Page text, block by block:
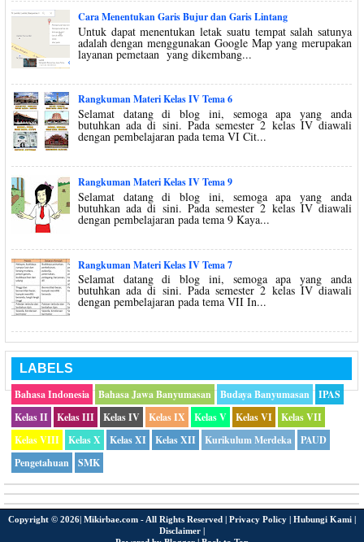
Cara Menentukan Garis Bujur dan Garis Lintang
Untuk dapat menentukan letak suatu tempat salah satunya
adalah dengan menggunakan Google Map yang merupakan
layanan pemetaan yang dikembang...
Rangkuman Materi Kelas IV Tema 6
Selamat datang di blog ini, semoga apa yang anda
butuhkan ada di sini. Pada semester 2 kelas IV diawali
dengan pembelajaran pada tema VI Cit...
Rangkuman Materi Kelas IV Tema 9
Selamat datang di blog ini, semoga apa yang anda
butuhkan ada di sini. Pada semester 2 kelas IV diawali
dengan pembelajaran pada tema 9 Kaya...
Rangkuman Materi Kelas IV Tema 7
Selamat datang di blog ini, semoga apa yang anda
butuhkan ada di sini. Pada semester 2 kelas IV diawali
dengan pembelajaran pada tema VII In...
LABELS
Bahasa Indonesia
Bahasa Jawa Banyumasan Budaya Banyumasan
IPAS
Kelas II
Kelas III Kelas IV Kelas IX Kelas V Kelas VI
Kelas VII
Kelas VIII
Kelas X Kelas XI Kelas XII Kurikulum Merdeka
PAUD
Pengetahuan
SMK
Copyright © 2026| Mikirbae.com - All Rights Reserved | Privacy Policy Hubungi Kami
Disclaimer